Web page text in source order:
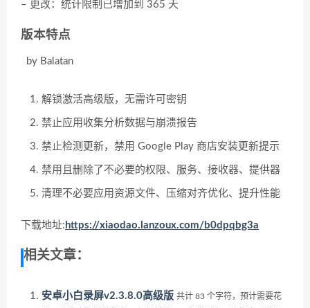
– 更改：统计限制已增加到 365 天
版本特点
by Balatan
解锁激活高级版，无需许可密钥
禁止应用收集分析数据与崩溃报告
禁止检测更新，禁用 Google Play 商店安装更新提示
禁用且删除了不必要的权限、服务、接收器、提供器
清理不必要应用资源文件、压缩对齐优化、提升性能
下载地址: https://xiaodao.lanzoux.com/b0dpqbg3a
相关文章：
安卓小白录屏v2.3.8.0高级版 共计 83 个字符，预计需要花